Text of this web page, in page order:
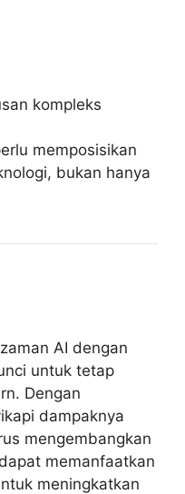
kompleks
memposisikan
bukan hanya
AI dengan
untuk tetap
Dengan
dampaknya
mengembangkan
memanfaatkan
meningkatkan